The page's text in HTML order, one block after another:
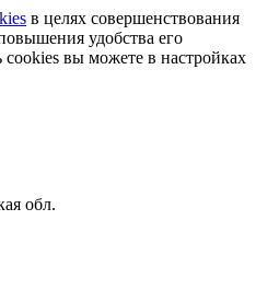
в целях совершенствования
удобства его
вы можете в настройках
обл.